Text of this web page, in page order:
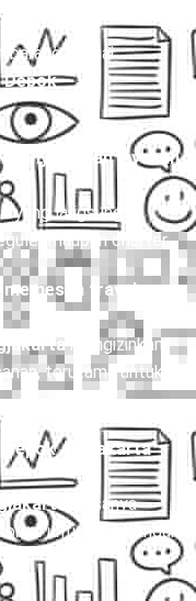
travel Depok
barang sesuai
Depok
layanan
yang langsung
maupun charter.
memesan travel
mengizinkan
terutama untuk
Depok Jogjakarta
biasanya
untuk rombongan